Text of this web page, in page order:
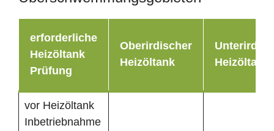
erforderliche
Heizöltank
Prüfung
Oberirdischer
Heizöltank
Heizöltank
vor Heizöltank
Inbetriebnahme